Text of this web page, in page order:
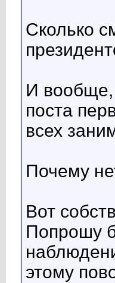
Сколько
И вообще,
поста
всех
Почему
Вот
Попрошу
этому